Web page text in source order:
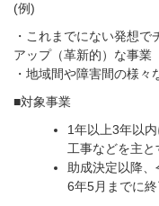
(例)
・これまでにない発想
アップ（革新的）な事業
・地域間や障害間の様
■対象事業
1年以上3年以
工事などを主
助成決定以降
6年5月までに